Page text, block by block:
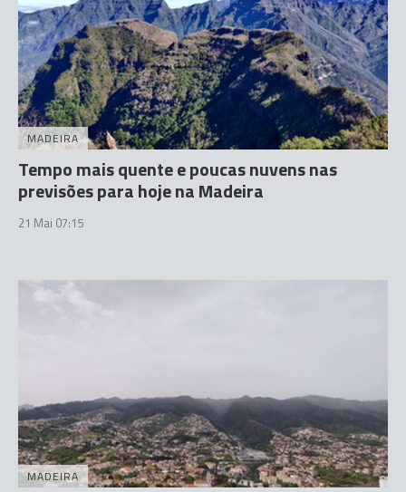
MADEIRA
Tempo mais quente e poucas nuvens nas
previsões para hoje na Madeira
21 Mai 07:15
MADEIRA